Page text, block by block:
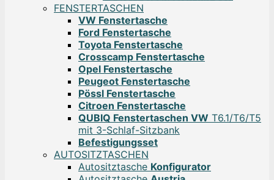
FENSTERTASCHEN
VW Fenstertasche
Ford Fenstertasche
Toyota Fenstertasche
Crosscamp Fenstertasche
Opel Fenstertasche
Peugeot Fenstertasche
Pössl Fenstertasche
Citroen Fenstertasche
QUBIQ Fenstertaschen VW T6.1/T6/T5
mit 3-Schlaf-Sitzbank
Befestigungsset
AUTOSITZTASCHEN
Autositztasche Konfigurator